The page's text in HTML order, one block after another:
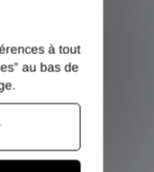
plans
à tout
au bas de